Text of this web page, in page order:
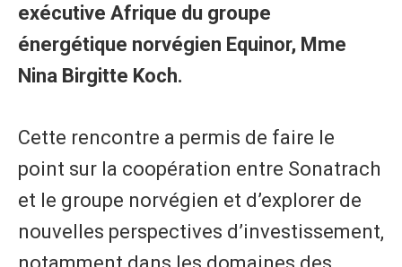
exécutive Afrique du groupe
énergétique norvégien Equinor, Mme
Nina Birgitte Koch.
Cette rencontre a permis de faire le
point sur la coopération entre Sonatrach
et le groupe norvégien et d’explorer de
nouvelles perspectives d’investissement,